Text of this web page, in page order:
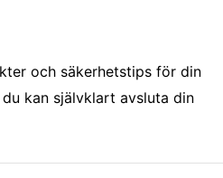
och säkerhetstips för din
kan självklart avsluta din